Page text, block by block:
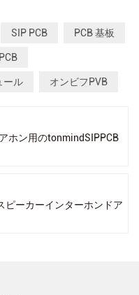
SIP PCB PCB 基板
ール オンビフPVB
ホン用のtonmindSIPPCB
ピーカーインターホンドア